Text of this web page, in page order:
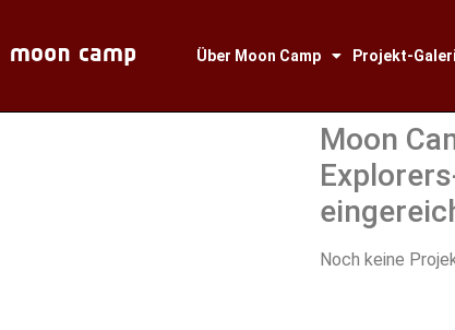
Über Moon Camp Projekt-
Moon
Noch keine